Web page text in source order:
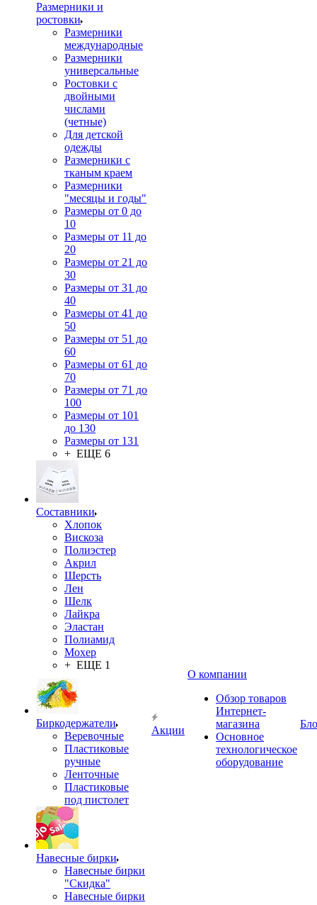
Размерники и
ростовки
Размерники
международные
Размерники
универсальные
Ростовки с
двойными
числами
(четные)
Для детской
одежды
Размерники с
тканым краем
Размерники
"месяцы и годы"
Размеры от 0 до
10
Размеры от 11 до
20
Размеры от 21 до
30
Размеры от 31 до
40
Размеры от 41 до
50
Размеры от 51 до
60
Размеры от 61 до
70
Размеры от 71 до
100
Размеры от 101
до 130
Размеры от 131
+ ЕЩЕ 6
Составники
Хлопок
Вискоза
Полиэстер
Акрил
Шерсть
Лен
Шелк
Лайкра
Эластан
Полиамид
Мохер
+ ЕЩЕ 1
Биркодержатели
Веревочные
Пластиковые
ручные
Ленточные
Пластиковые
под пистолет
Навесные бирки
Навесные бирки
"Скидка"
Навесные бирки
Акции
О компании
Обзор товаров
Интернет-
магазина
Основное
технологическое
оборудование